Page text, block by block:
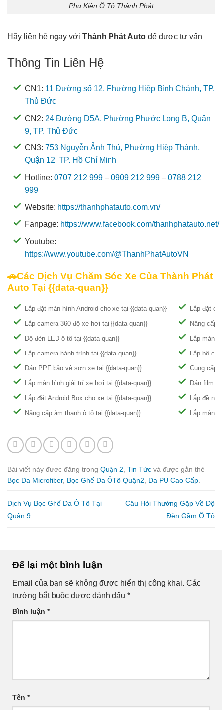
Phụ Kiện Ô Tô Thành Phát
Hãy liên hệ ngay với Thành Phát Auto để được tư vấn
Thông Tin Liên Hệ
CN1: 11 Đường số 12, Phường Hiệp Bình Chánh, TP.
Thủ Đức
CN2: 24 Đường D5A, Phường Phước Long B, Quận
9, TP. Thủ Đức
CN3: 753 Nguyễn Ảnh Thủ, Phường Hiệp Thành,
Quận 12, TP. Hồ Chí Minh
Hotline: 0707 212 999 – 0909 212 999 – 0788 212
999
Website: https://thanhphatauto.com.vn/
Fanpage: https://www.facebook.com/thanhphatauto.net/
Youtube:
https://www.youtube.com/@ThanhPhatAutoVN
🚗Các Dịch Vụ Chăm Sóc Xe Của Thành Phát
Auto Tại {{data-quan}}
Lắp đặt màn hình Android cho xe tại {{data-quan}}
Lắp camera 360 độ xe hơi tại {{data-quan}}
Độ đèn LED ô tô tại {{data-quan}}
Lắp camera hành trình tại {{data-quan}}
Dán PPF bảo vệ sơn xe tại {{data-quan}}
Lắp màn hình giải trí xe hơi tại {{data-quan}}
Lắp đặt Android Box cho xe tại {{data-quan}}
Nâng cấp âm thanh ô tô tại {{data-quan}}
Lắp đặt
Nâng cấp
Lắp màn
Lắp bộ
Cung cấp
Dán film
Lắp đề
Lắp màn
Bài viết này được đăng trong Quận 2 Tin Tức và được gắn thẻ
Bọc Da Microfiber, Bọc Ghế Da ÔTô Quận2 Da PU Cao Cấp
Dịch Vụ Bọc Ghế Da Ô Tô Tại
Quận 9
Câu Hỏi Thường Gặp Về Độ
Đèn Gầm Ô Tô
Để lại một bình luận
Email của bạn sẽ không được hiển thị công khai. Các
trường bắt buộc được đánh dấu *
Bình luận *
Tên *